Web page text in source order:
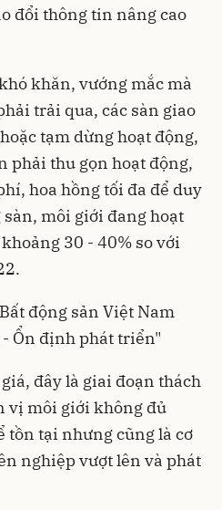
đổi thông tin nâng cao
khăn, vướng mắc mà
trải qua, các sàn giao
tạm dừng hoạt động,
phải thu gọn hoạt động,
hoa hồng tối đa để duy
môi giới đang hoạt
30 - 40% so với
động sản Việt Nam
Ổn định phát triển"
đây là giai đoạn thách
vị môi giới không đủ
tồn tại nhưng cũng là cơ
nghiệp vượt lên và phát